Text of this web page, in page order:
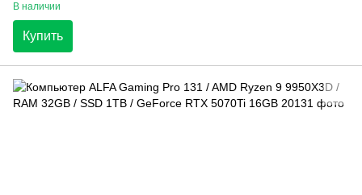
В наличии
Купить